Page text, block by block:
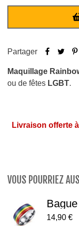
Partager
Maquillage
ou de fêtes LGBT.
Maquillage tout
Petit stick avec
fermer entre
Livraison offerte
VOUS POURRIEZ
14,90 €